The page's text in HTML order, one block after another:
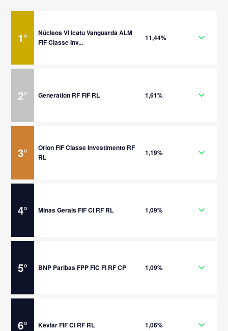
1°
Núcleos VI Icatu Vanguarda ALM
FIF Classe Inv...
11,44%
2° Generation RF FIF RL 1,61%
3°
Orion FIF Classe Investimento RF
RL
1,19%
4° Minas Gerais FIF CI RF RL 1,09%
5° BNP Paribas FPP FIC FI RF CP 1,09%
6° Kevlar FIF CI RF RL 1,06%